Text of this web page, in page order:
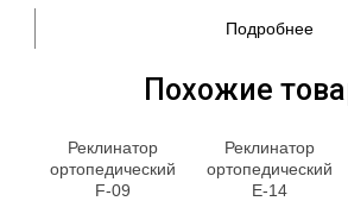
Подробнее
Похожие
Реклинатор
ортопедический
F-09
Реклинатор
ортопедический
Е-14